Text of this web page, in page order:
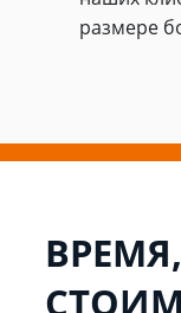
размере